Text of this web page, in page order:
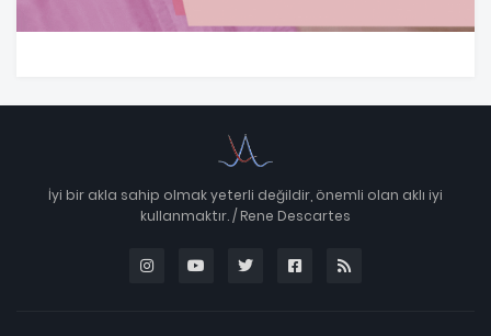
İyi bir akla sahip olmak yeterli değildir, önemli olan aklı iyi
kullanmaktır. / Rene Descartes